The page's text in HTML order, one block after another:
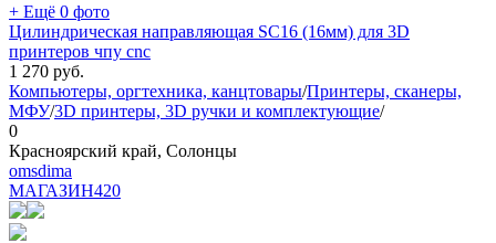
+ Ещё 0 фото
Цилиндрическая направляющая SC16 (16мм) для 3D
принтеров чпу cnc
1 270 руб.
Компьютеры, оргтехника, канцтовары/Принтеры, сканеры,
МФУ/3D принтеры, 3D ручки и комплектующие/
0
Красноярский край, Солонцы
omsdima
МАГАЗИН420